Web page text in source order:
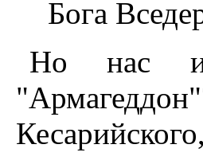
Бога
Hо нас